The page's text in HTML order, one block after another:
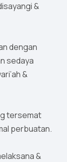
&
dengan
sedaya
&
tersemat
perbuatan.
&